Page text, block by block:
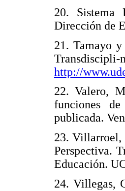
20. Sistema
Dirección de
21. Tamayo
http://
22. Valero,
funciones
publicada.
23. Villarroel,
Perspectiva.
24. Villegas,